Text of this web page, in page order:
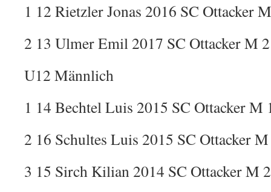
1 12 Rietzler Jonas 2016 SC Ottacker
2 13 Ulmer Emil 2017 SC Ottacker M
U12 Männlich
1 14 Bechtel Luis 2015 SC Ottacker M
2 16 Schultes Luis 2015 SC Ottacker
3 15 Sirch Kilian 2014 SC Ottacker M